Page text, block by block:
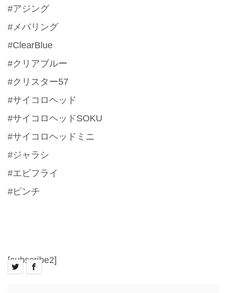
#アジング
#メバリング
#ClearBlue
#クリアブルー
#クリスター57
#サイコロヘッド
#サイコロヘッドSOKU
#サイコロヘッドミニ
#ジャラシ
#エビフライ
#ピンチ
[subscribe2]